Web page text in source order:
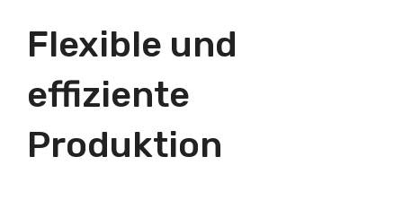
Flexible und
effiziente
Produktion